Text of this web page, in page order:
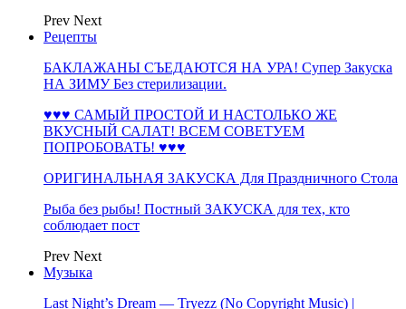
Prev Next
Рецепты
БАКЛАЖАНЫ СЪЕДАЮТСЯ НА УРА! Супер Закуска
НА ЗИМУ Без стерилизации.
♥♥♥ САМЫЙ ПРОСТОЙ И НАСТОЛЬКО ЖЕ
ВКУСНЫЙ САЛАТ! ВСЕМ СОВЕТУЕМ
ПОПРОБОВАТЬ! ♥♥♥
ОРИГИНАЛЬНАЯ ЗАКУСКА Для Праздничного Стола
Рыба без рыбы! Постный ЗАКУСКА для тех, кто
соблюдает пост
Prev Next
Музыка
Last Night’s Dream — Tryezz (No Copyright Music) |